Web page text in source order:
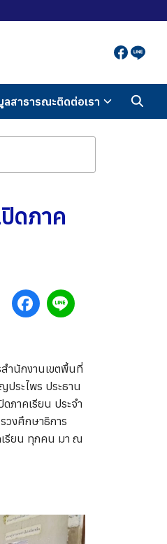
ลสาธารณะติดต่อเรา
ดภาค
ำนักงานเขตพื้นที่
ระไพร ประธาน
ภาคเรียน ประจำ
วงศึกษาธิการ
เรียน ทุกคน มา ณ